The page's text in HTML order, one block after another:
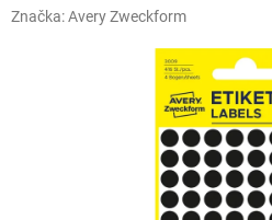
Značka:Avery Zweckform